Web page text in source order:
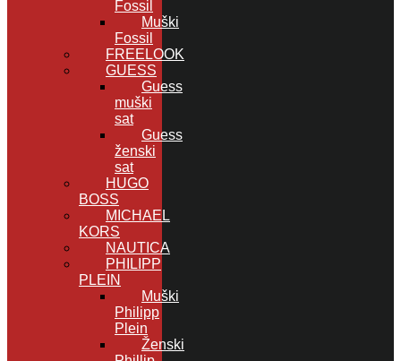
Fossil
Muški
Fossil
FREELOOK
GUESS
Guess
muški
sat
Guess
ženski
sat
HUGO
BOSS
MICHAEL
KORS
NAUTICA
PHILIPP
PLEIN
Muški
Philipp
Plein
Ženski